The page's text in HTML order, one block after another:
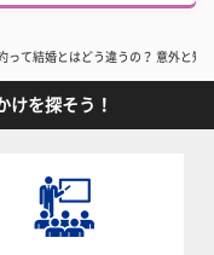
って結婚とはどう違うの？ 意外と知
けを探そう！